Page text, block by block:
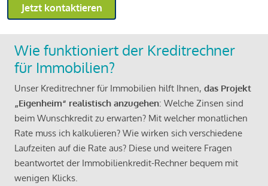
Jetzt kontaktieren
Wie funktioniert der Kreditrechner
für Immobilien?
Unser Kreditrechner für Immobilien hilft Ihnen, das Projekt
„Eigenheim“ realistisch anzugehen: Welche Zinsen sind
beim Wunschkredit zu erwarten? Mit welcher monatlichen
Rate muss ich kalkulieren? Wie wirken sich verschiedene
Laufzeiten auf die Rate aus? Diese und weitere Fragen
beantwortet der Immobilienkredit-Rechner bequem mit
wenigen Klicks.